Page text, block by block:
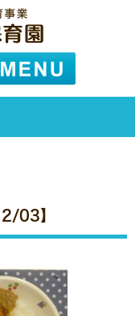
03】